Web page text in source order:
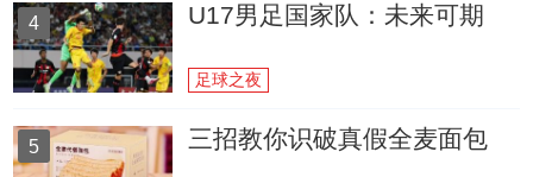
4 U17男足国家队：未来可期
足球之夜
5 三招教你识破真假全麦面包